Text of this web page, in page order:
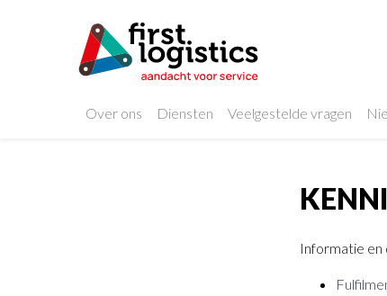
Over ons Diensten Veelgestelde vragen
Informatie en